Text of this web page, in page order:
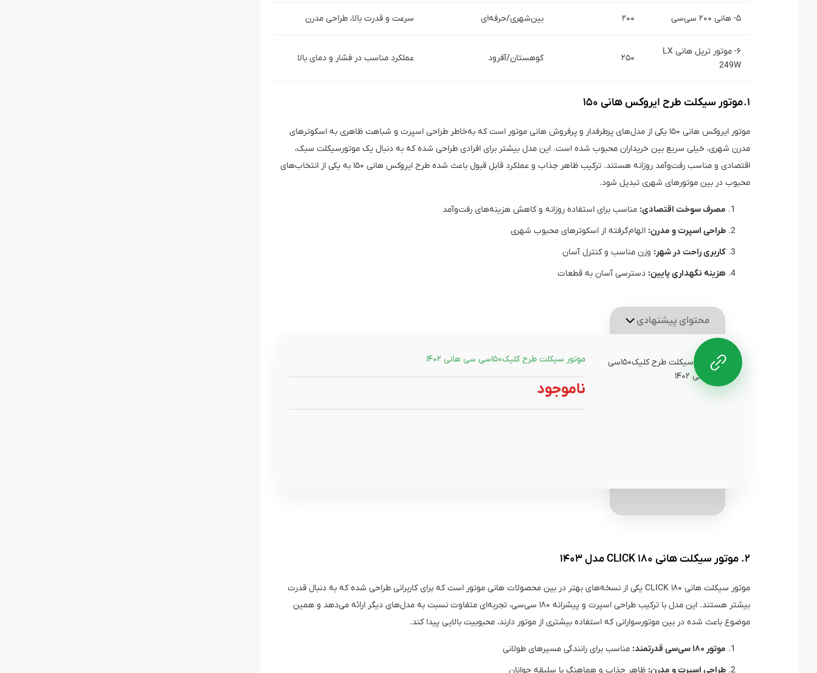
۵- هانی ۲۰۰ سی‌سی ۲۰۰ بین‌شهری/حرفه‌ای سرعت و قدرت بالا، طراحی مدرن
۶- موتور تریل هانی LX
249W
۲۵۰ کوهستان/آفرود عملکرد مناسب در فشار و دمای بالا
۱. موتور سیکلت طرح ایروکس هانی ۱۵۰
موتور ایروکس هانی ۱۵۰ یکی از مدل‌های پرطرفدار و پرفروش هانی موتور است که به‌خاطر طراحی اسپرت و شباهت ظاهری به اسکوترهای
مدرن شهری، خیلی سریع بین خریداران محبوب شده است. این مدل بیشتر برای افرادی طراحی شده که به دنبال یک موتورسیکلت سبک،
اقتصادی و مناسب رفت‌وآمد روزانه هستند. ترکیب ظاهر جذاب و عملکرد قابل قبول باعث شده طرح ایروکس هانی ۱۵۰ به یکی از انتخاب‌های
محبوب در بین موتورهای شهری تبدیل شود.
مصرف سوخت اقتصادی: مناسب برای استفاده روزانه و کاهش هزینه‌های رفت‌وآمد
طراحی اسپرت و مدرن: الهام‌گرفته از اسکوترهای محبوب شهری
کاربری راحت در شهر: وزن مناسب و کنترل آسان
هزینه نگهداری پایین: دسترسی آسان به قطعات
محتوای پیشنهادی
موتور سیکلت طرح کلیک۱۵۰سی سی هانی ۱۴۰۲
ناموجود
۲. موتور سیکلت هانی ۱۸۰ CLICK مدل ۱۴۰۳
موتور سیکلت هانی ۱۸۰ CLICK یکی از نسخه‌های بهتر در بین محصولات هانی موتور است که برای کاربرانی طراحی شده که به دنبال قدرت
بیشتر هستند. این مدل با ترکیب طراحی اسپرت و پیشرانه ۱۸۰ سی‌سی، تجربه‌ای متفاوت نسبت به مدل‌های دیگر ارائه می‌دهد و همین
موضوع باعث شده در بین موتورسوارانی که استفاده بیشتری از موتور دارند، محبوبیت بالایی پیدا کند.
موتور ۱۸۰ سی‌سی قدرتمند:
مناسب برای رانندگی مسیرهای طولانی
طراحی اسپرت و مدرن: ظاهر جذاب و هماهنگ با سلیقه جوانان